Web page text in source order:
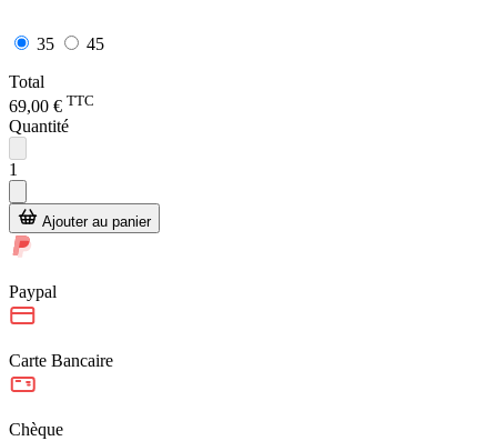
35
45
Total
69,00 € TTC
Quantité
1
Ajouter au panier
Paypal
Carte Bancaire
Chèque